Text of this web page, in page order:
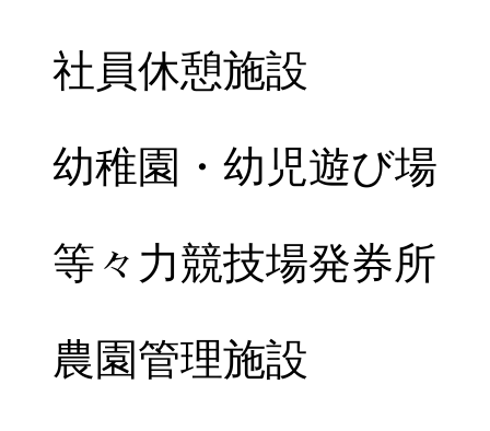
社員休憩施設
幼稚園・幼児遊び場
等々力競技場発券所
農園管理施設